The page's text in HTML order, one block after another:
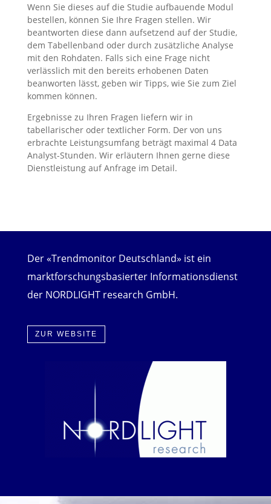
Wenn Sie dieses auf die Studie aufbauende Modul
bestellen, können Sie Ihre Fragen stellen. Wir
beantworten diese dann aufsetzend auf der Studie,
dem Tabellenband oder durch zusätzliche Analyse
mit den Rohdaten. Falls sich eine Frage nicht
verlässlich mit den bereits erhobenen Daten
beanworten lässt, geben wir Tipps, wie Sie zum Ziel
kommen können.
Ergebnisse zu Ihren Fragen liefern wir in
tabellarischer oder textlicher Form. Der von uns
erbrachte Leistungsumfang beträgt maximal 4 Data
Analyst-Stunden. Wir erläutern Ihnen gerne diese
Dienstleistung auf Anfrage im Detail.
Der «Trendmonitor Deutschland» ist ein
marktforschungsbasierter Informationsdienst
der NORDLIGHT research GmbH.
ZUR WEBSITE